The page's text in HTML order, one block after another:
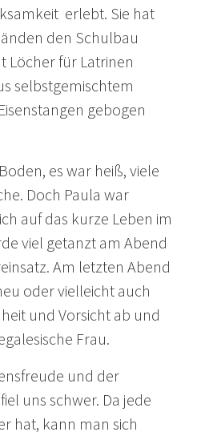
erlebt. Sie hat
den Schulbau
Löcher für Latrinen
selbstgemischtem
gebogen
es war heiß, viele
Doch Paula war
auf das kurze Leben im
viel getanzt am Abend
Am letzten Abend
oder vielleicht auch
und Vorsicht ab und
Frau.
und der
uns schwer. Da jede
hat, kann man sich